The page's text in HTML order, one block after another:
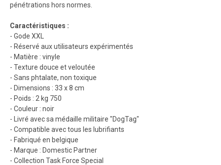
pénétrations hors normes.
Caractéristiques :
- Gode XXL
- Réservé aux utilisateurs expérimentés
- Matière : vinyle
- Texture douce et veloutée
- Sans phtalate, non toxique
- Dimensions : 33 x 8 cm
- Poids : 2 kg 750
- Couleur : noir
- Livré avec sa médaille militaire "DogTag"
- Compatible avec tous les lubrifiants
- Fabriqué en belgique
- Marque : Domestic Partner
- Collection Task Force Special